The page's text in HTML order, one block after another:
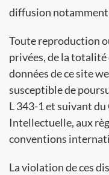
diffusion notamment
Toute reproduction
privées, de la
données de ce site
susceptible de
L 343-1 et suivant
Intellectuelle, aux
conventions
La violation de ces